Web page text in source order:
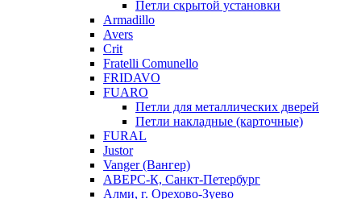
Петли скрытой установки
Armadillo
Avers
Crit
Fratelli Comunello
FRIDAVO
FUARO
Петли для металлических дверей
Петли накладные (карточные)
FURAL
Justor
Vanger (Вангер)
АВЕРС-К, Санкт-Петербург
Алми, г. Орехово-Зуево